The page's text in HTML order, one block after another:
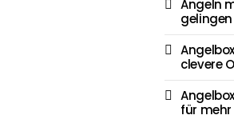
Angeln
clevere
für